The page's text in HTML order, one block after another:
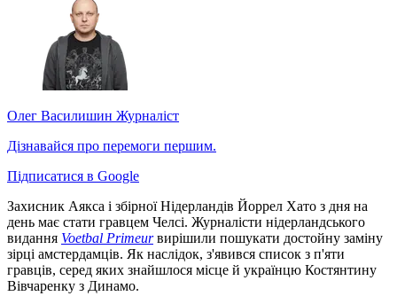
Олег Василишин Журналіст
Дізнавайся про перемоги першим.
Підписатися в Google
Захисник Аякса і збірної Нідерландів Йоррел Хато з дня на
день має стати гравцем Челсі. Журналісти нідерландського
видання Voetbal Primeurвирішили пошукати достойну заміну
зірці амстердамців. Як наслідок, з'явився список з п'яти
гравців, серед яких знайшлося місце й українцю Костянтину
Вівчаренку з Динамо.